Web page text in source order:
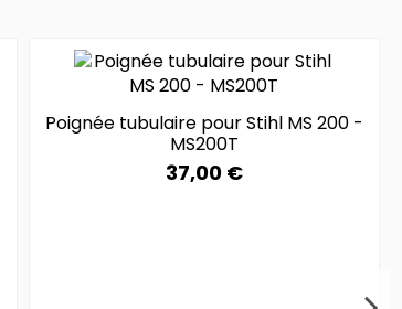
Poignée tubulaire pour Stihl MS 200 -
MS200T
37,00 €